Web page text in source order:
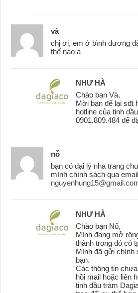
và
chị ơi, em ở bình dương
thế nào ạ
NHƯ HÀ
Chào bạn Và,
Mời bạn để lại sđt
hotline của tinh
0901.809.484 để
nỗ
bạn có đại lý nha trang
mình chính sách qua email
NHƯ HÀ
Chào bạn Nổ,
Mình đang mở
thành trong đó có
Mình đã gửi chính
bạn.
Các thông tin
hồi mail hoặc liên
tinh dầu tràm